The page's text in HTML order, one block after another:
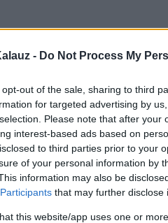
- Do Not Process My
opt-out of the sale, sharing to third
for targeted advertising by
Please note that after your
interest-based ads based on
to third parties prior to your
of your personal information by
information may also be
that may further disclose
this website/app uses one or